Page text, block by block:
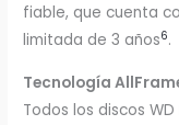
fiable, que cuenta
limitada de 3 años6.
Tecnología
Todos los discos